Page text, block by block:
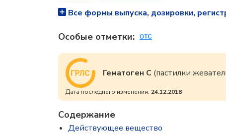
Все формы выпуска, дозировки,
Особые отметки:
Гематоген С (пастилки
Дата последнего изменения: 24.12.2018
Содержание
Действующее вещество